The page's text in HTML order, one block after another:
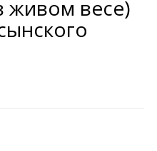
Кинохроника Магадана
3D районы города
УМВД
Косторезы Магадана
живом весе)